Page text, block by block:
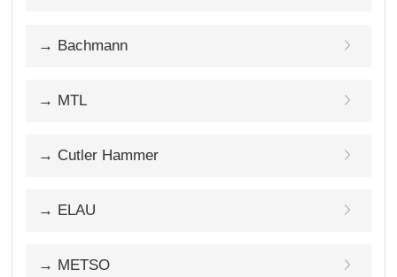
→ Bachmann
→ MTL
→ Cutler Hammer
→ ELAU
→ METSO